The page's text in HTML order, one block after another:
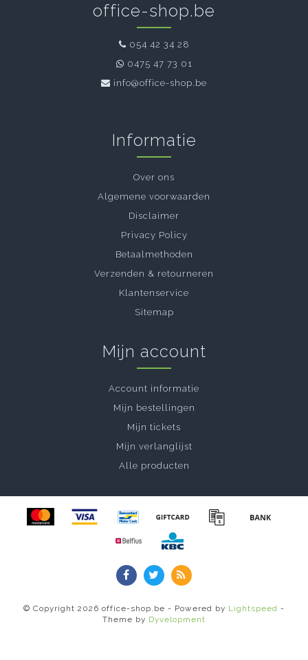
office-shop.be
054 42 34 28
0475 47 73 01
info@office-shop.be
Informatie
Over ons
Algemene voorwaarden
Disclaimer
Privacy Policy
Betaalmethoden
Verzenden & retourneren
Klantenservice
Sitemap
Mijn account
Account informatie
Mijn bestellingen
Mijn tickets
Mijn verlanglijst
Alle producten
© Copyright 2026 office-shop.be - Powered by Lightspeed -
Theme by Dyvelopment